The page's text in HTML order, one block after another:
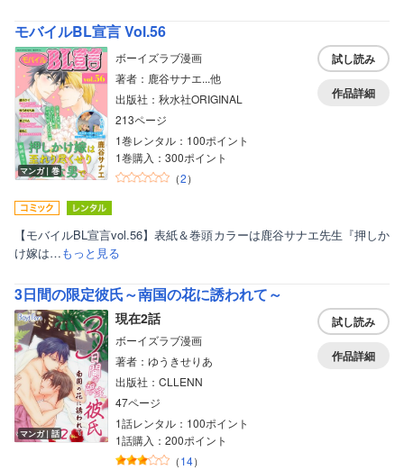
モバイルBL宣言 Vol.56
マンガ｜巻
ボーイズラブ漫画
著者：鹿谷サナエ...他
出版社：秋水社ORIGINAL
213ページ
1巻レンタル：100ポイント
1巻購入：300ポイント
（2）
試し読み
作品詳細
【モバイルBL宣言vol.56】表紙＆巻頭カラーは鹿谷サナエ先生『押しか
け嫁は…もっと見る
3日間の限定彼氏～南国の花に誘われて～
マンガ｜話
現在2話
ボーイズラブ漫画
著者：ゆうきせりあ
出版社：CLLENN
47ページ
1話レンタル：100ポイント
1話購入：200ポイント
（14）
試し読み
作品詳細